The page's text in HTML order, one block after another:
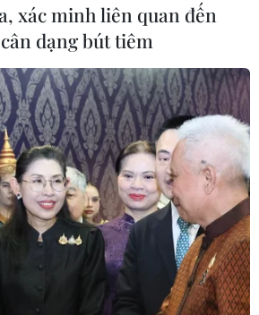
hỗ trợ các gia đình nạn
Nam Từ Liêm
hỗ trợ mỗi gia đình nạn nhân
vụ việc tổ chức tang lễ; giao Ủy
Nam Từ Liêm chỉ đạo các đơn vị
chia buồn.
xác minh liên quan đến
dạng bút tiêm